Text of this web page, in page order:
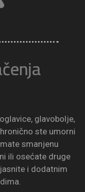
glavobolje,
ste umorni
smanjenu
ili osećate druge
i dodatnim